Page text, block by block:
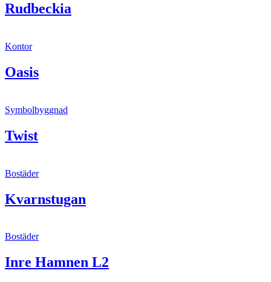
Rudbeckia
Kontor
Oasis
Symbolbyggnad
Twist
Bostäder
Kvarnstugan
Bostäder
Inre Hamnen L2